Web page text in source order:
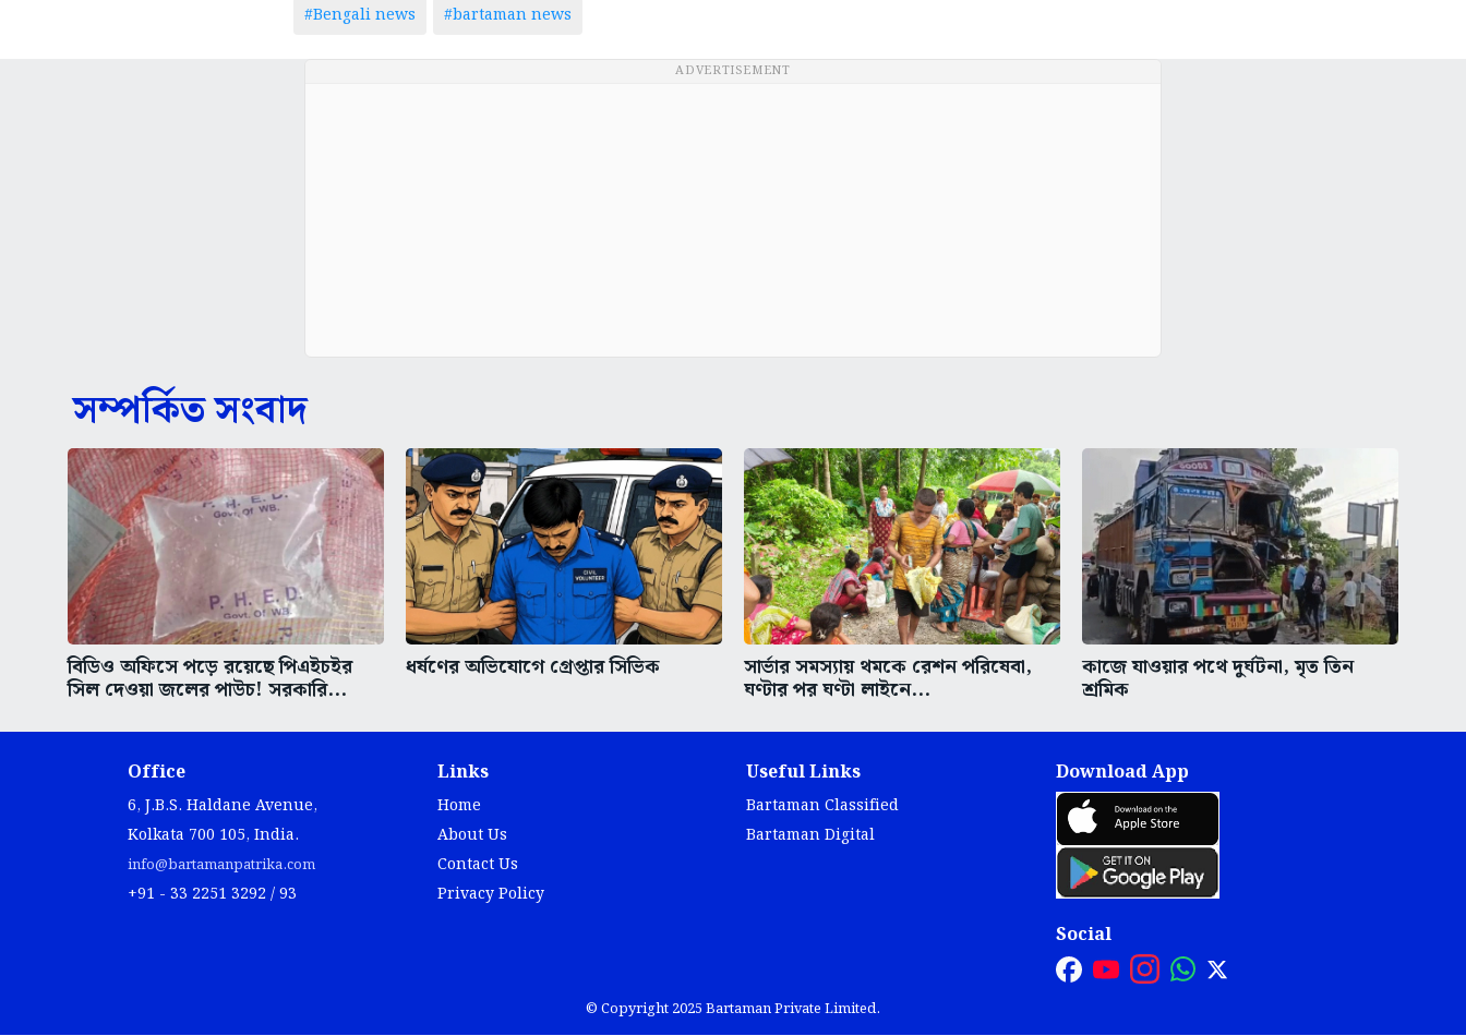
#Bengali news #bartaman news
ADVERTISEMENT
সম্পর্কিত সংবাদ
বিডিও অফিসে পড়ে রয়েছে পিএইচইর
সিল দেওয়া জলের পাউচ! সরকারি...
ধর্ষণের অভিযোগে গ্রেপ্তার সিভিক সার্ভার সমস্যায় থমকে রেশন পরিষেবা,
ঘণ্টার পর ঘণ্টা লাইনে...
কাজে যাওয়ার পথে দুর্ঘটনা, মৃত তিন
শ্রমিক
Office
6, J.B.S. Haldane Avenue,
Kolkata 700 105, India.
info@bartamanpatrika.com
+91 - 33 2251 3292 / 93
Links
Home
About Us
Contact Us
Privacy Policy
Useful Links
Bartaman Classified
Bartaman Digital
Download App
Social
© Copyright 2025 Bartaman Private Limited.